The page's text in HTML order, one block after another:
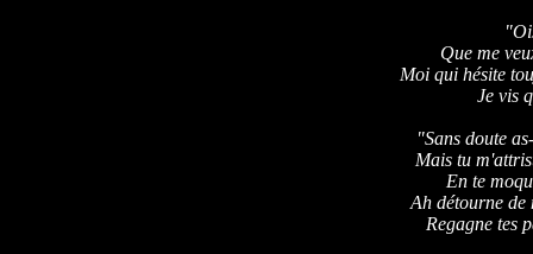
Que me
Moi qui hésite
Je vis
"Sans doute
Mais tu
En te
Ah détourne de
Regagne tes